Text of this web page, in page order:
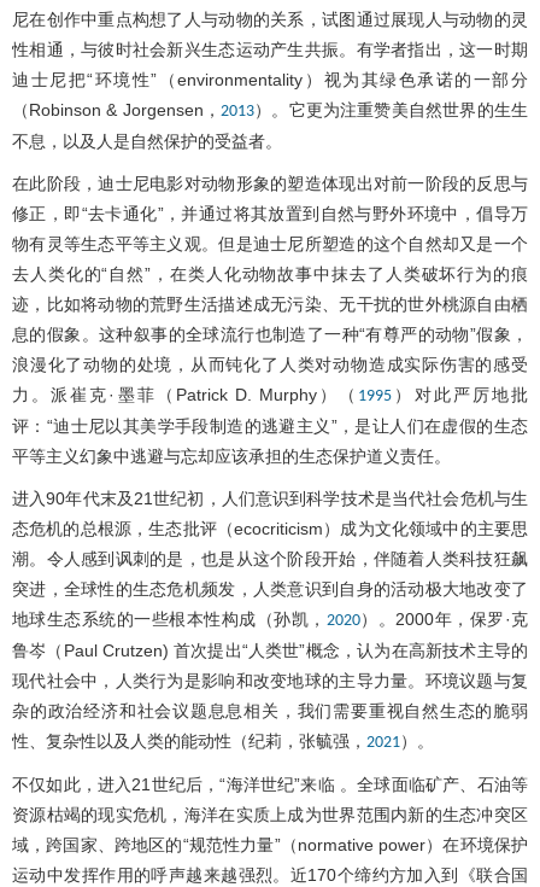
尼在创作中重点构想了人与动物的关系，试图通过展现人与动物的灵
性相通，与彼时社会新兴生态运动产生共振。有学者指出，这一时期
迪士尼把“环境性”（environmentality）视为其绿色承诺的一部分
（Robinson & Jorgensen， 2013）。它更为注重赞美自然世界的生生
不息，以及人是自然保护的受益者。
在此阶段，迪士尼电影对动物形象的塑造体现出对前一阶段的反思与
修正，即“去卡通化”，并通过将其放置到自然与野外环境中，倡导万
物有灵等生态平等主义观。但是迪士尼所塑造的这个自然却又是一个
去人类化的“自然”，在类人化动物故事中抹去了人类破坏行为的痕
迹，比如将动物的荒野生活描述成无污染、无干扰的世外桃源自由栖
息的假象。这种叙事的全球流行也制造了一种“有尊严的动物”假象，
浪漫化了动物的处境，从而钝化了人类对动物造成实际伤害的感受
力。派崔克·墨菲（Patrick D. Murphy）（ 1995 ）对此严厉地批
评：“迪士尼以其美学手段制造的逃避主义”，是让人们在虚假的生态
平等主义幻象中逃避与忘却应该承担的生态保护道义责任。
进入90年代末及21世纪初，人们意识到科学技术是当代社会危机与生
态危机的总根源，生态批评（ecocriticism）成为文化领域中的主要思
潮。令人感到讽刺的是，也是从这个阶段开始，伴随着人类科技狂飙
突进，全球性的生态危机频发，人类意识到自身的活动极大地改变了
地球生态系统的一些根本性构成（孙凯， 2020）。2000年，保罗·克
鲁岑（Paul Crutzen) 首次提出“人类世”概念，认为在高新技术主导的
现代社会中，人类行为是影响和改变地球的主导力量。环境议题与复
杂的政治经济和社会议题息息相关，我们需要重视自然生态的脆弱
性、复杂性以及人类的能动性（纪莉，张毓强， 2021）。
不仅如此，进入21世纪后，“海洋世纪”来临 。全球面临矿产、石油等
资源枯竭的现实危机，海洋在实质上成为世界范围内新的生态冲突区
域，跨国家、跨地区的“规范性力量”（normative power）在环境保护
运动中发挥作用的呼声越来越强烈。近170个缔约方加入到《联合国